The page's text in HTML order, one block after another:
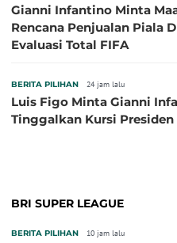
Gianni Infantino Minta
Rencana Penjualan Piala
Evaluasi Total FIFA
BERITA PILIHAN 24 jam lalu
Luis Figo Minta Gianni
Tinggalkan Kursi Presiden
BRI SUPER LEAGUE
BERITA PILIHAN 10 jam lalu